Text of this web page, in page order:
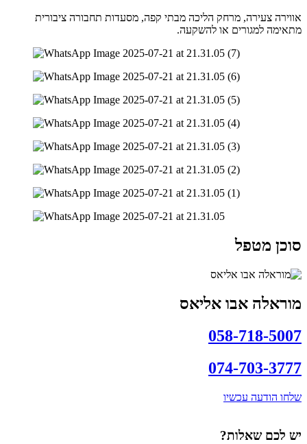
אווירה צעירה, מרחק הליכה מבתי קפה, מסעדות תחבורה ציבורית
מתאימה למגורים או להשקעה.
סוכן מטפל
מוראלה אבו אליאס
058-718-5007
074-703-3777
שלחו הודעה עכשיו
יש לכם שאלות?